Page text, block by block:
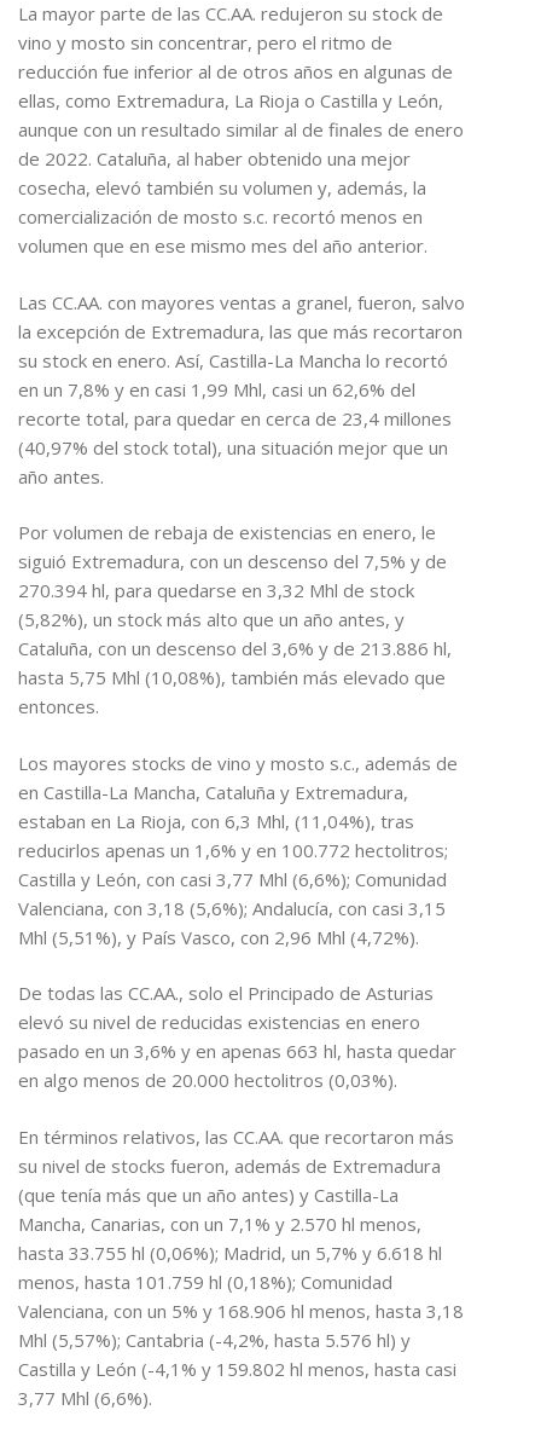
La mayor parte de las CC.AA. redujeron su stock de
vino y mosto sin concentrar, pero el ritmo de
reducción fue inferior al de otros años en algunas de
ellas, como Extremadura, La Rioja o Castilla y León,
aunque con un resultado similar al de finales de enero
de 2022. Cataluña, al haber obtenido una mejor
cosecha, elevó también su volumen y, además, la
comercialización de mosto s.c. recortó menos en
volumen que en ese mismo mes del año anterior.
Las CC.AA. con mayores ventas a granel, fueron, salvo
la excepción de Extremadura, las que más recortaron
su stock en enero. Así, Castilla-La Mancha lo recortó
en un 7,8% y en casi 1,99 Mhl, casi un 62,6% del
recorte total, para quedar en cerca de 23,4 millones
(40,97% del stock total), una situación mejor que un
año antes.
Por volumen de rebaja de existencias en enero, le
siguió Extremadura, con un descenso del 7,5% y de
270.394 hl, para quedarse en 3,32 Mhl de stock
(5,82%), un stock más alto que un año antes, y
Cataluña, con un descenso del 3,6% y de 213.886 hl,
hasta 5,75 Mhl (10,08%), también más elevado que
entonces.
Los mayores stocks de vino y mosto s.c., además de
en Castilla-La Mancha, Cataluña y Extremadura,
estaban en La Rioja, con 6,3 Mhl, (11,04%), tras
reducirlos apenas un 1,6% y en 100.772 hectolitros;
Castilla y León, con casi 3,77 Mhl (6,6%); Comunidad
Valenciana, con 3,18 (5,6%); Andalucía, con casi 3,15
Mhl (5,51%), y País Vasco, con 2,96 Mhl (4,72%).
De todas las CC.AA., solo el Principado de Asturias
elevó su nivel de reducidas existencias en enero
pasado en un 3,6% y en apenas 663 hl, hasta quedar
en algo menos de 20.000 hectolitros (0,03%).
En términos relativos, las CC.AA. que recortaron más
su nivel de stocks fueron, además de Extremadura
(que tenía más que un año antes) y Castilla-La
Mancha, Canarias, con un 7,1% y 2.570 hl menos,
hasta 33.755 hl (0,06%); Madrid, un 5,7% y 6.618 hl
menos, hasta 101.759 hl (0,18%); Comunidad
Valenciana, con un 5% y 168.906 hl menos, hasta 3,18
Mhl (5,57%); Cantabria (-4,2%, hasta 5.576 hl) y
Castilla y León (-4,1% y 159.802 hl menos, hasta casi
3,77 Mhl (6,6%).